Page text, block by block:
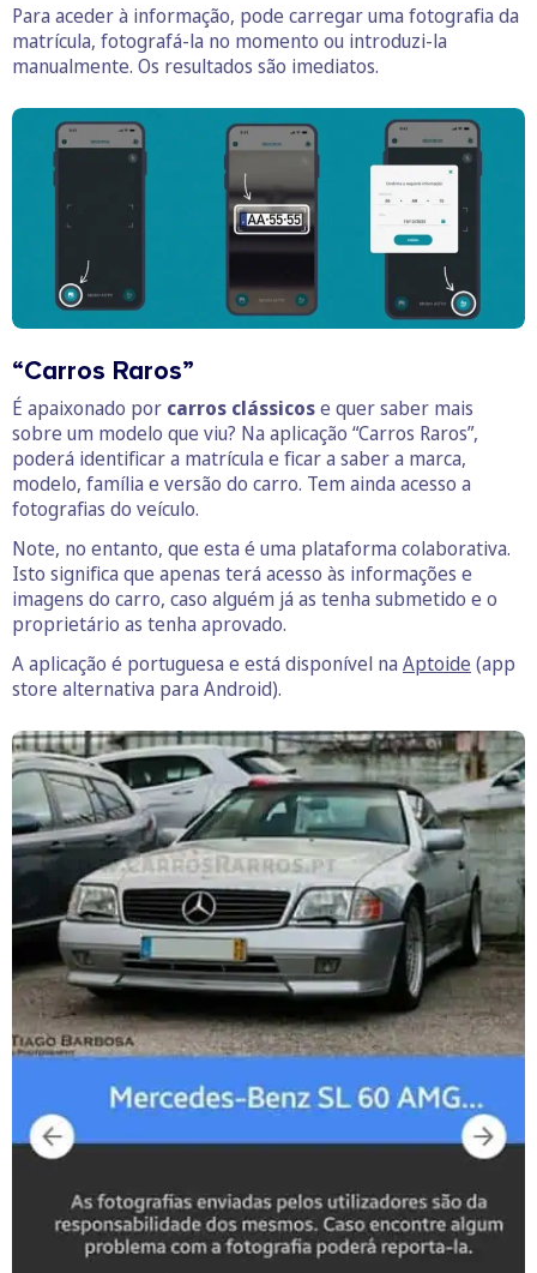
Para aceder à informação, pode carregar uma fotografia da
matrícula, fotografá-la no momento ou introduzi-la
manualmente. Os resultados são imediatos.
“Carros Raros”
É apaixonado por carros clássicose quer saber mais
sobre um modelo que viu? Na aplicação “Carros Raros”,
poderá identificar a matrícula e ficar a saber a marca,
modelo, família e versão do carro. Tem ainda acesso a
fotografias do veículo.
Note, no entanto, que esta é uma plataforma colaborativa.
Isto significa que apenas terá acesso às informações e
imagens do carro, caso alguém já as tenha submetido e o
proprietário as tenha aprovado.
A aplicação é portuguesa e está disponível na Aptoide (app
store alternativa para Android).